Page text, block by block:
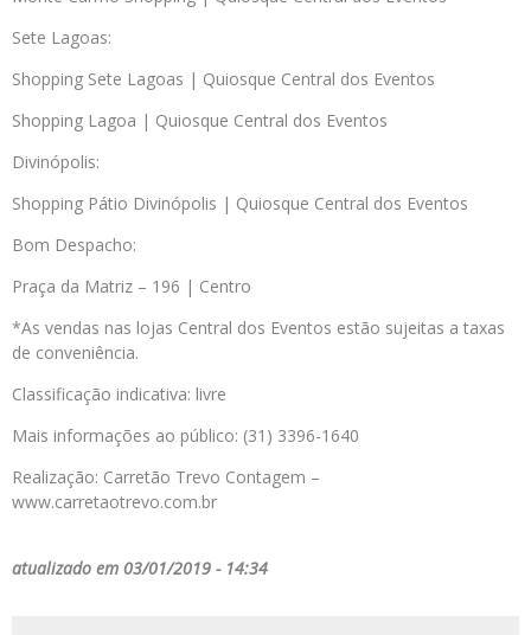
Sete Lagoas:
Shopping Sete Lagoas | Quiosque Central dos Eventos
Shopping Lagoa | Quiosque Central dos Eventos
Divinópolis:
Shopping Pátio Divinópolis | Quiosque Central dos Eventos
Bom Despacho:
Praça da Matriz – 196 | Centro
*As vendas nas lojas Central dos Eventos estão sujeitas a taxas
de conveniência.
Classificação indicativa: livre
Mais informações ao público: (31) 3396-1640
Realização: Carretão Trevo Contagem –
www.carretaotrevo.com.br
atualizado em 03/01/2019 - 14:34